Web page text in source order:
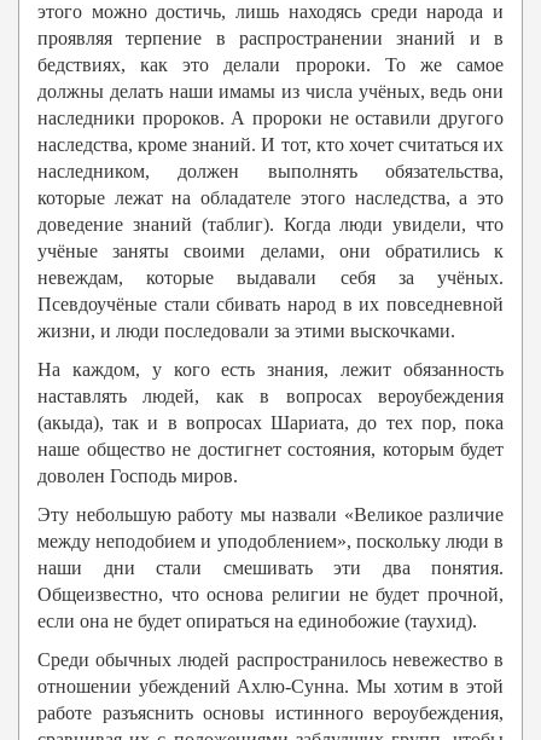
этого можно достичь, лишь находясь среди народа и
проявляя терпение в распространении знаний и в
бедствиях, как это делали пророки. То же самое
должны делать наши имамы из числа учёных, ведь они
наследники пророков. А пророки не оставили другого
наследства, кроме знаний. И тот, кто хочет считаться их
наследником, должен выполнять обязательства,
которые лежат на обладателе этого наследства, а это
доведение знаний (таблиг). Когда люди увидели, что
учёные заняты своими делами, они обратились к
невеждам, которые выдавали себя за учёных.
Псевдоучёные стали сбивать народ в их повседневной
жизни, и люди последовали за этими выскочками.
На каждом, у кого есть знания, лежит обязанность
наставлять людей, как в вопросах вероубеждения
(акыда), так и в вопросах Шариата, до тех пор, пока
наше общество не достигнет состояния, которым будет
доволен Господь миров.
Эту небольшую работу мы назвали «Великое различие
между неподобием и уподоблением», поскольку люди в
наши дни стали смешивать эти два понятия.
Общеизвестно, что основа религии не будет прочной,
если она не будет опираться на единобожие (таухид).
Среди обычных людей распространилось невежество в
отношении убеждений Ахлю-Сунна. Мы хотим в этой
работе разъяснить основы истинного вероубеждения,